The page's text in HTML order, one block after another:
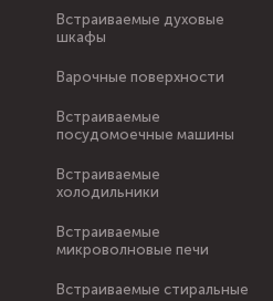
Встраиваемые духовые
шкафы
Варочные поверхности
Встраиваемые
посудомоечные машины
Встраиваемые
холодильники
Встраиваемые
микроволновые печи
Встраиваемые стиральные